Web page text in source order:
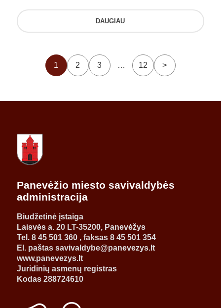
DAUGIAU
1 2 3 … 12 >
Panevėžio miesto savivaldybės
administracija
Biudžetinė įstaiga
Laisvės a. 20 LT-35200, Panevėžys
Tel. 8 45 501 360 , faksas 8 45 501 354
El. paštas savivaldybe@panevezys.lt
www.panevezys.lt
Juridinių asmenų registras
Kodas 288724610